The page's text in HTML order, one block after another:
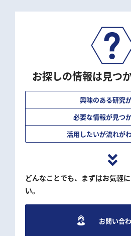
お探しの情報は見つ
興味のある研究
必要な情報が見つ
活用したいが流れが
どんなことでも、まずはお気軽
い。
お問い合